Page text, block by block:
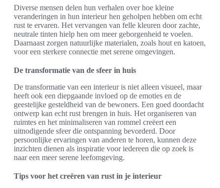
Diverse mensen delen hun verhalen over hoe kleine
veranderingen in hun interieur hen geholpen hebben om echt
rust te ervaren. Het vervangen van felle kleuren door zachte,
neutrale tinten hielp hen om meer geborgenheid te voelen.
Daarnaast zorgen natuurlijke materialen, zoals hout en katoen,
voor een sterkere connectie met serene omgevingen.
De transformatie van de sfeer in huis
De transformatie van een interieur is niet alleen visueel, maar
heeft ook een diepgaande invloed op de emoties en de
geestelijke gesteldheid van de bewoners. Een goed doordacht
ontwerp kan echt rust brengen in huis. Het organiseren van
ruimtes en het minimaliseren van rommel creëert een
uitnodigende sfeer die ontspanning bevorderd. Door
persoonlijke ervaringen van anderen te horen, kunnen deze
inzichten dienen als inspiratie voor iedereen die op zoek is
naar een meer serene leefomgeving.
Tips voor het creëren van rust in je interieur